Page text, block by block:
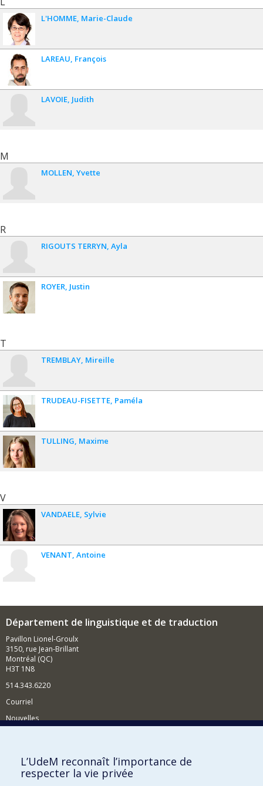
L'HOMME Marie-Claude
LAREAU François
LAVOIE Judith
M
MOLLEN Yvette
R
RIGOUTS TERRYN Ayla
ROYER Justin
T
TREMBLAY Mireille
TRUDEAU-FISETTE Paméla
TULLING Maxime
V
VANDAELE Sylvie
VENANT Antoine
Département de linguistique et de traduction
Pavillon Lionel-Groulx
3150, rue Jean-Brillant
Montréal (QC)
H3T 1N8
514.343.6220
Courriel
Nouvelles
Comment soutenir le Département?
BESOIN D'AIDE?
L’UdeM reconnaît l’importance de
respecter la vie privée